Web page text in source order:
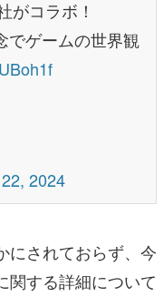
がコラボ！
でゲームの世界観
2024
にされておらず、今
関する詳細について